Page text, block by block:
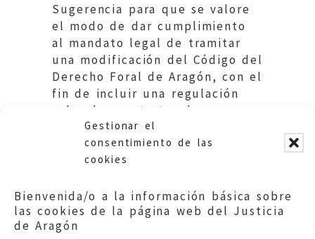
Gestionar el
consentimiento de las
cookies
Bienvenida/o a la información básica sobre
las cookies de la página web del Justicia
de Aragón
Sugerencia para que se valore
el modo de dar cumplimiento
al mandato legal de tramitar
una modificación del Código del
Derecho Foral de Aragón, con el
fin de incluir una regulación
sobre los contratos de
integración ganadera.